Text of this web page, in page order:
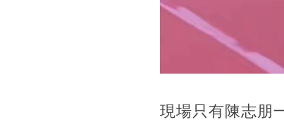
現場只有陳志朋